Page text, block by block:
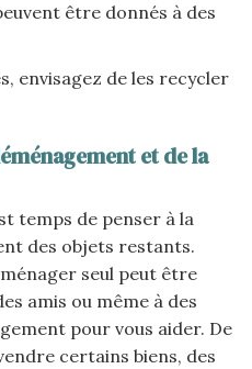
être donnés à des
envisagez de les recycler
et de la
temps de penser à la
des objets restants.
seul peut être
amis ou même à des
pour vous aider. De
certains biens, des